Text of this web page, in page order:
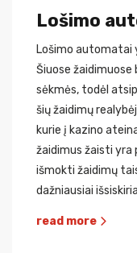
Lošimo
Lošimo automatai
Šiuose
sėkmės, todėl
šių žaidimų
kurie į kazino
žaidimus žaisti yra
išmokti žaidimų
dažniausiai
read more